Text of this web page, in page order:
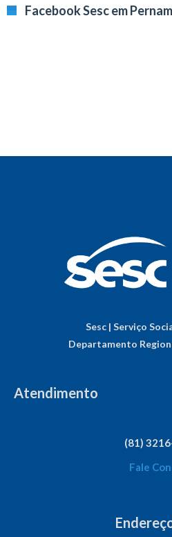
Facebook Sesc em
Sesc | Serviço
Departamento
Atendimento
(81)
Fale